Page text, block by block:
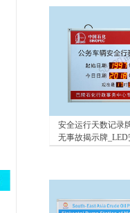
安全运行天数记录
无事故揭示牌